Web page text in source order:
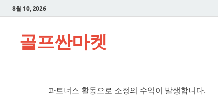
8월 10, 2026
골프싼마켓
파트너스 활동으로 소정의 수익이 발생합니다.